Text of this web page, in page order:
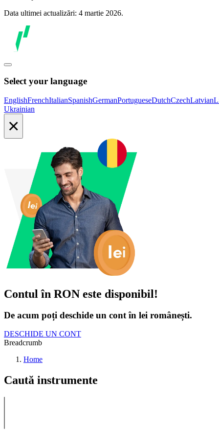
Data ultimei actualizări: 4 martie 2026.
Select your language
EnglishFrenchItalianSpanishGermanPortugueseDutchCzechLatvian
Ukrainian
×
Contul în RON este disponibil!
De acum poți deschide un cont în lei românești.
DESCHIDE UN CONT
Breadcrumb
Home
Caută instrumente